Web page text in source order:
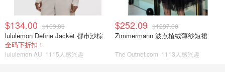
$134.00 $169.00
lululemon Define Jacket 都市沙棕
全码下折扣！
lululemon AU 1115人感兴趣
$252.09 $1297.00
Zimmermann 波点植绒薄纱短裙
The Outnet.com 1113人感兴趣